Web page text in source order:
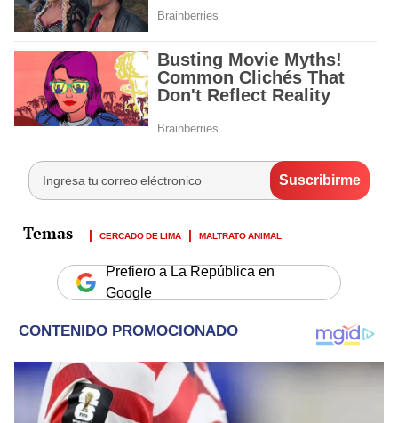
CERCADO DE LIMA MALTRATO ANIMAL
Prefiero a La República en
Google